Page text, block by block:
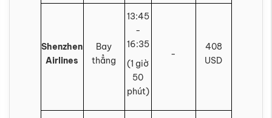
Shenzhen
Airlines
Bay
thẳng
13:45
-
16:35
(1 giờ
50
phút)
-
408
USD